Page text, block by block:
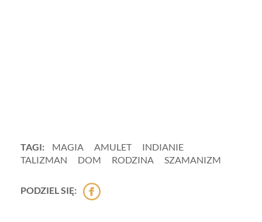
TAGI: MAGIA AMULET
INDIANIE
TALIZMAN
DOM RODZINA SZAMANIZM
PODZIEL SIĘ: